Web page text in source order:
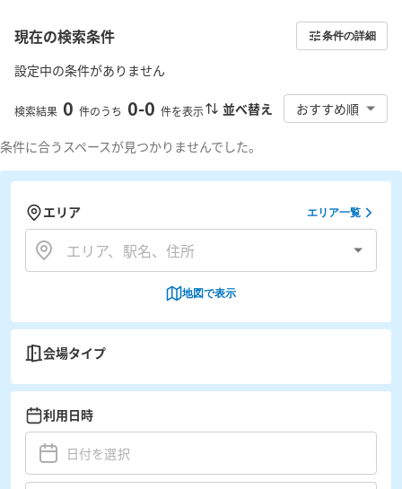
現在の検索条件 条件の詳細
設定中の条件がありません
検索結果 0 件のうち 0-0 件を表示 並べ替え おすすめ順
条件に合うスペースが見つかりませんでした。
エリア エリア一覧
地図で表示
会場タイプ
利用日時